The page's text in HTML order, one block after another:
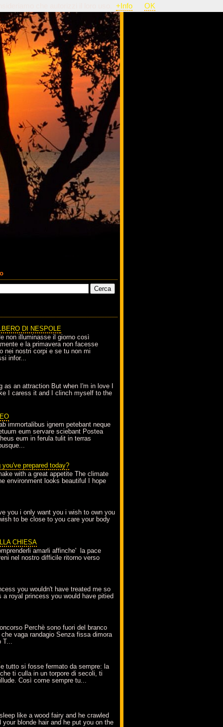
DI NESPOLE
non illuminasse il giorno così
e la primavera non facesse
nei nostri corpi e se tu non mi
infor...
as an attraction But when I'm in love I
I caress it and I clinch myself to the
immortalibus ignem petebant neque
eum servare sciebant Postea
eum in ferula tulit in terras
prepared today?
with a great appetite The climate
environment looks beautiful I hope
you i only want you i wish to own you
to be close to you care your body
CHIESA
amarli affinche' la pace
nel nostro difficile ritorno verso
you wouldn't have treated me so
a royal princess you would have pitied
Perchè sono fuori del branco
vaga randagio Senza fissa dimora
T...
tutto si fosse fermato da sempre: la
ti culla in un torpore di secoli, ti
Così come sempre tu...
like a wood fairy and he crawled
blonde hair and he put you on the
+Info OK